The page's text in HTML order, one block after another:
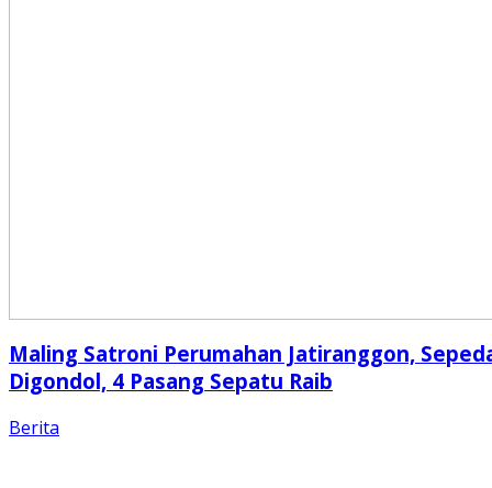
Maling Satroni Perumahan Jatiranggon,
Digondol, 4 Pasang Sepatu Raib
Berita